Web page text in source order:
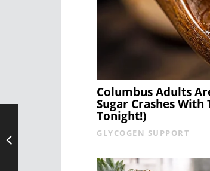
Columbus Adults
Sugar Crashes
Tonight!)
GLYCOGEN SUPPORT